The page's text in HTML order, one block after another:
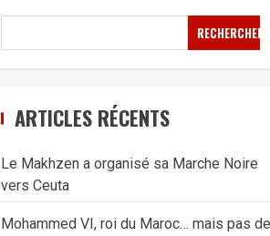
RECHERCHER
ARTICLES RÉCENTS
Le Makhzen a organisé sa Marche Noire
vers Ceuta
Mohammed VI, roi du Maroc… mais pas